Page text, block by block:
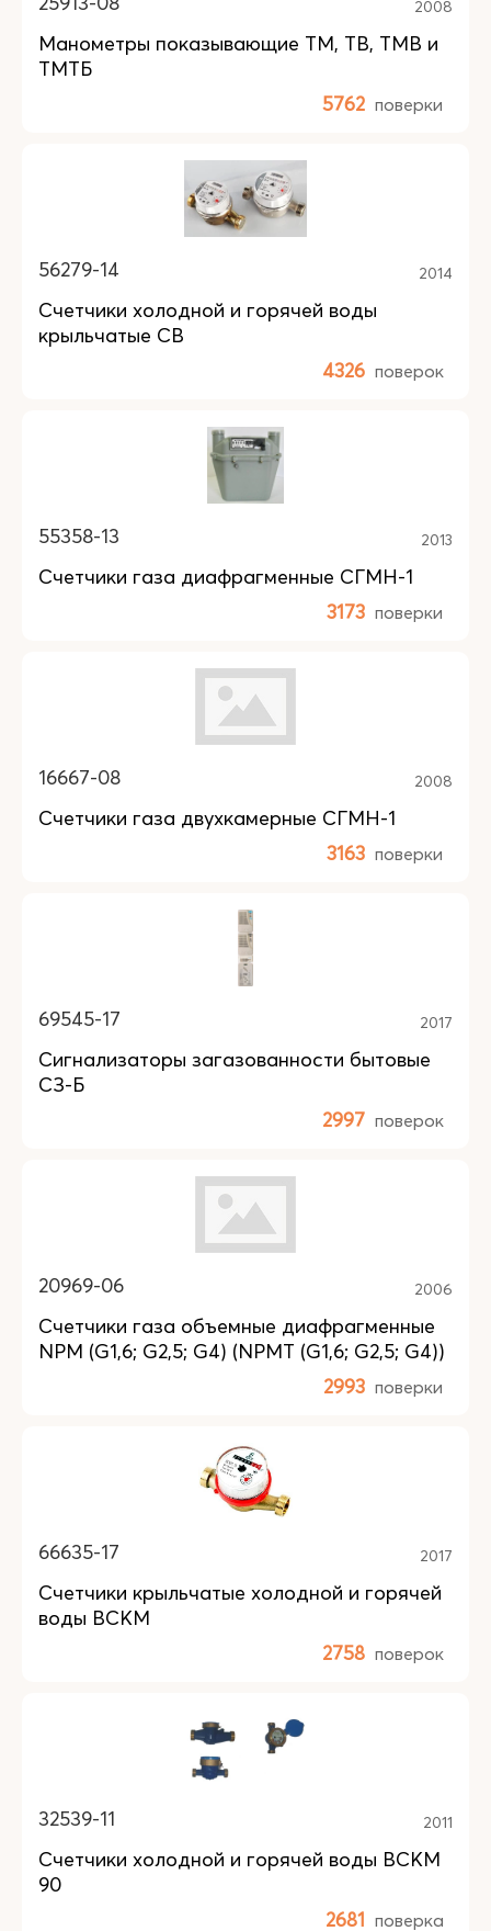
2008
Манометры показывающие ТМ, ТВ, ТМВ и
ТМТБ
5762 поверки
56279-14 2014
Счетчики холодной и горячей воды
крыльчатые СВ
4326 поверок
55358-13 2013
Счетчики газа диафрагменные СГМН-1
3173 поверки
16667-08 2008
Счетчики газа двухкамерные СГМН-1
3163 поверки
69545-17 2017
Сигнализаторы загазованности бытовые
СЗ-Б
2997 поверок
20969-06 2006
Счетчики газа объемные диафрагменные
NPM (G1,6; G2,5; G4) (NPMT (G1,6; G2,5; G4))
2993 поверки
66635-17 2017
Счетчики крыльчатые холодной и горячей
воды ВСКМ
2758 поверок
32539-11 2011
Счетчики холодной и горячей воды ВСКМ
90
2681 поверка